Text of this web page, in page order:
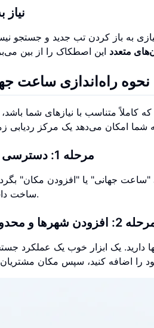
به باز کردن تب جدید و
متعدد
نحوه راه‌اندازی ساعت
کاملاً متناسب با نیازهای شما
مرحله 1: دسترسی به ویژگی ساعت جهانی
"ساعت جهانی" یا "افزودن مکان"
ساخت داشبورد زمان جهانی شما است.
افزودن شهرها و محدوده‌های زمانی مورد نظر
دارید. یک ابزار خوب یک عملکرد